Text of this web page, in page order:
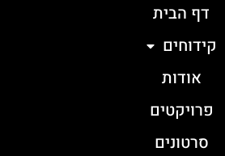
דף הבית
קידוחים
אודות
פרויקטים
סרטונים